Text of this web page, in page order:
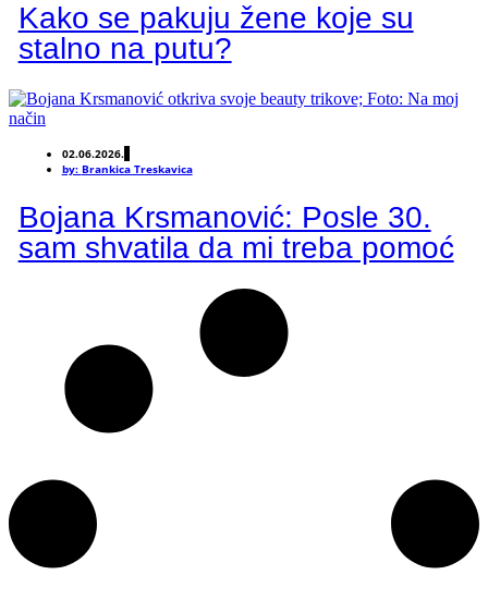
Kako se pakuju žene koje su
stalno na putu?
02.06.2026.
by: Brankica Treskavica
Bojana Krsmanović: Posle 30.
sam shvatila da mi treba pomoć